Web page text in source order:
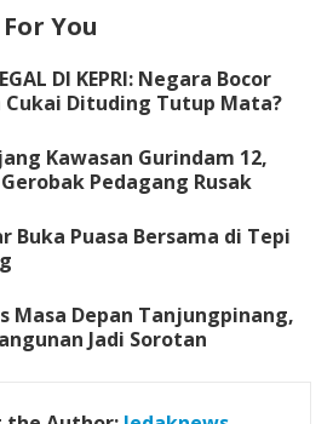
You
DI KEPRI: Negara Bocor
Cukai Dituding Tutup Mata?
Kawasan Gurindam 12,
Pedagang Rusak
Buka Puasa Bersama di Tepi
Masa Depan Tanjungpinang,
Jadi Sorotan